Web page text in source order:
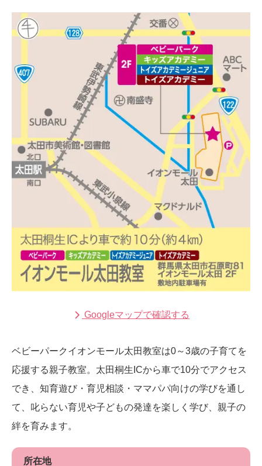
Googleマップで確認する
ベビーパークイオンモール太田教室は0～3歳の子育てを
応援する親子教室。太田桐生ICから車で10分でアクセス
でき、知育遊び・育児相談・ママパパ向けの学びを通し
て、叱らない育児や子どもの発達を楽しく学び、親子の
絆を育みます。
所在地